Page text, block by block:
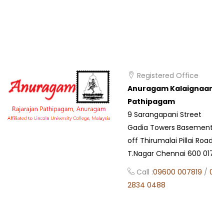
Registered Office
Anuragam
Pathipagam
9 Sarangapani Street
Gadia Towers Basement
off Thirumalai Pillai Road
T.Nagar Chennai 600
Call :09600 007819 /
2834 0488